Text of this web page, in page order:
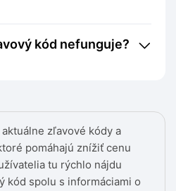
zľavové kódy a
pomáhajú znížiť cenu
tu rýchlo nájdu
kód spolu s informáciami o
kód nefunguje?